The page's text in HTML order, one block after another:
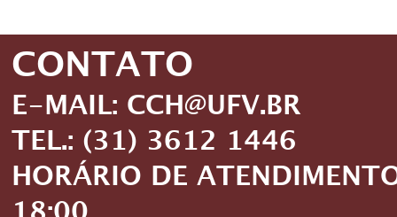
CONTATO
E-MAIL: CCH@UFV.BR
TEL.: (31) 3612 1446
HORÁRIO DE